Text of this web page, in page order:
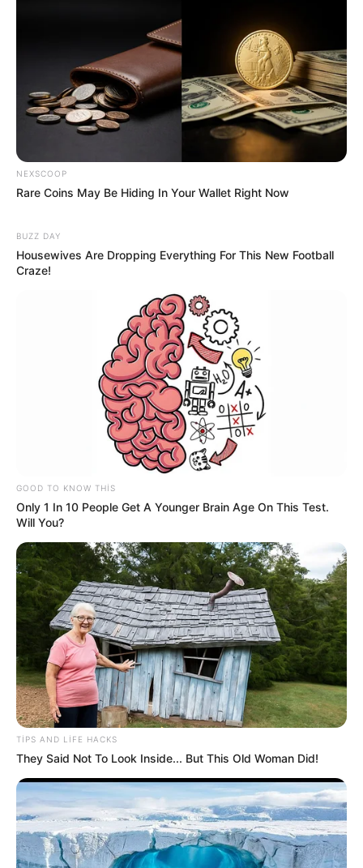
Digər xəbərlər
00:51 / 06 Avqust 2026 DÜNYA
İndoneziya sahillərindəzəlzələ oldu
12 0
NEXSCOOP
Rare Coins May Be Hiding In Your Wallet Right Now
BUZZ DAY
Housewives Are Dropping Everything For This New Football
Craze!
GOOD TO KNOW THIS
Only 1 In 10 People Get A Younger Brain Age On This Test.
Will You?
TIPS AND LIFE HACKS
They Said Not To Look Inside... But This Old Woman Did!